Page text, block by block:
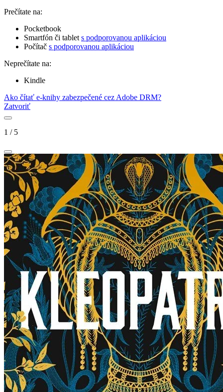
Prečítate na:
Pocketbook
Smartfón či tablet s podporovanou aplikáciou
Počítač s podporovanou aplikáciou
Neprečítate na:
Kindle
Ako čítať e-knihy zabezpečené cez Adobe DRM?
Zatvoriť
1 / 5